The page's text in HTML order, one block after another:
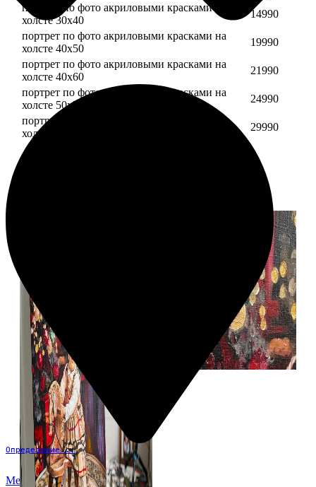
Определение...
Меню
портрет по фото акриловыми красками на
холсте 30х40
14990
портрет по фото акриловыми красками на
холсте 40х50
19990
портрет по фото акриловыми красками на
холсте 40х60
21990
портрет по фото акриловыми красками на
холсте 50х70
24990
портрет по фото акриловыми красками на
холсте 60х70
29990